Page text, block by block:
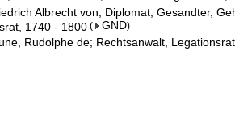
Albrecht von; Diplomat, Gesandter,
1740 - 1800 ( GND)
Rudolphe de; Rechtsanwalt,